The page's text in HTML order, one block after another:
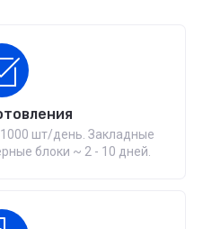
шт/день. Закладные
блоки ~ 2 - 10 дней.